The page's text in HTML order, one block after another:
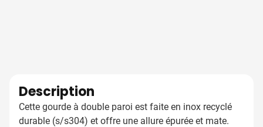
Description
Cette gourde à double paroi est faite en inox recyclé
durable (s/s304) et offre une allure épurée et mate.